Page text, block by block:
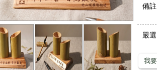
備
嚴
我